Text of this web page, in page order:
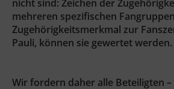
nicht sind: Zeichen der
mehreren spezifischen
Zugehörigkeitsmerkmal zur
Pauli, können sie gewertet werden.
Wir fordern daher alle Beteiligten